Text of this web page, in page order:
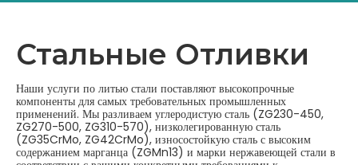
Стальные Отливки
Наши услуги по литью стали поставляют высокопрочные
компоненты для самых требовательных промышленных
применений. Мы разливаем углеродистую сталь (ZG230-450,
ZG270-500, ZG310-570), низколегированную сталь
(ZG35CrMo, ZG42CrMo), износостойкую сталь с высоким
содержанием марганца (ZGMn13) и марки нержавеющей стали в